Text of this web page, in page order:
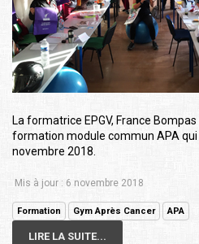
La formatrice EPGV, France
formation module commun APA qui
novembre 2018.
Mis à jour : 6 novembre 2018
Formation Gym Après Cancer APA
LIRE LA SUITE...